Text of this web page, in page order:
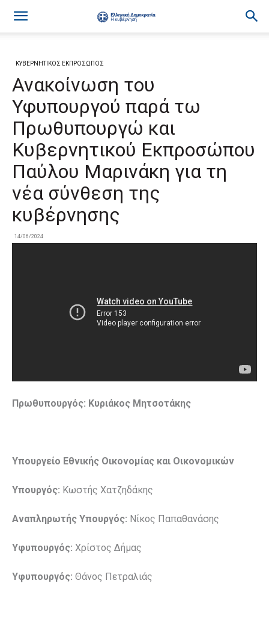
ΚΥΒΕΡΝΗΤΙΚΟΣ ΕΚΠΡΟΣΩΠΟΣ
Ανακοίνωση του
Υφυπουργού παρά τω
Πρωθυπουργώ και
Κυβερνητικού Εκπροσώπου
Παύλου Μαρινάκη για τη
νέα σύνθεση της
κυβέρνησης
14/06/2024
Πρωθυπουργός: Κυριάκος Μητσοτάκης
Υπουργείο Εθνικής Οικονομίας και Οικονομικών
Υπουργός: Κωστής Χατζηδάκης
Αναπληρωτής Υπουργός: Νίκος Παπαθανάσης
Υφυπουργός: Χρίστος Δήμας
Υφυπουργός: Θάνος Πετραλιάς